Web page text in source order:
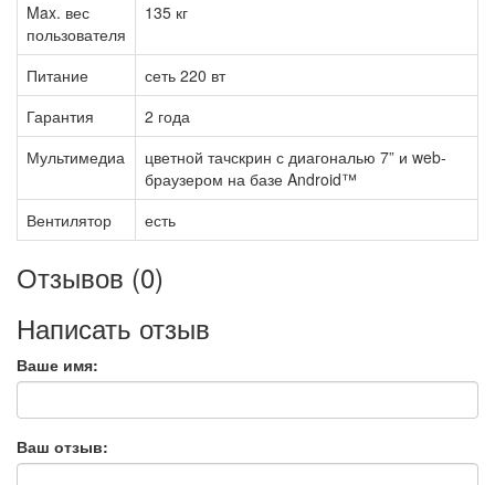
Max. вес
пользователя
135 кг
Питание
сеть 220 вт
Гарантия
2 года
Мультимедиа
цветной тачскрин с диагональю 7” и web-
браузером на базе Android™
Вентилятор
есть
Отзывов (0)
Написать отзыв
Ваше имя:
Ваш отзыв: